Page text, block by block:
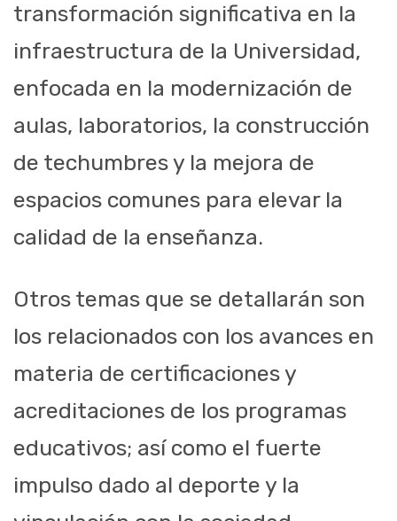
transformación significativa en la
infraestructura de la Universidad,
enfocada en la modernización de
aulas, laboratorios, la construcción
de techumbres y la mejora de
espacios comunes para elevar la
calidad de la enseñanza.
Otros temas que se detallarán son
los relacionados con los avances en
materia de certificaciones y
acreditaciones de los programas
educativos; así como el fuerte
impulso dado al deporte y la